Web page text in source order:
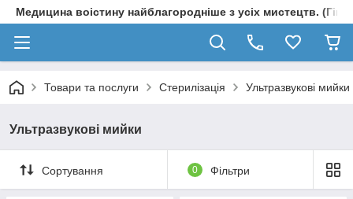
Медицина воістину найблагородніше з усіх мистецтв.
Товари та послуги Стерилізація Ультразвукові мийки
Ультразвукові мийки
Сортування 0 Фільтри